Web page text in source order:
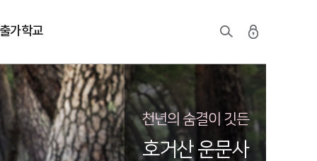
가학교
천년의 숨결이 깃든
호거산 운문사